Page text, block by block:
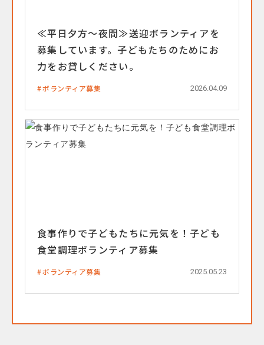
≪平日夕方～夜間≫送迎ボランティアを
募集しています。子どもたちのためにお
力をお貸しください。
ボランティア募集 2026.04.09
食事作りで子どもたちに元気を！子ども
食堂調理ボランティア募集
ボランティア募集 2025.05.23